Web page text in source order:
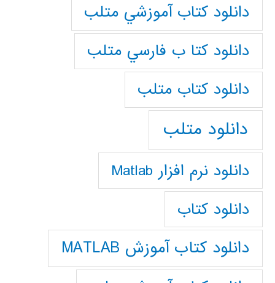
دانلود كتاب آموزشي متلب
دانلود كتا ب فارسي متلب
دانلود كتاب متلب
دانلود متلب
دانلود نرم افزار Matlab
دانلود کتاب
دانلود کتاب آموزش MATLAB